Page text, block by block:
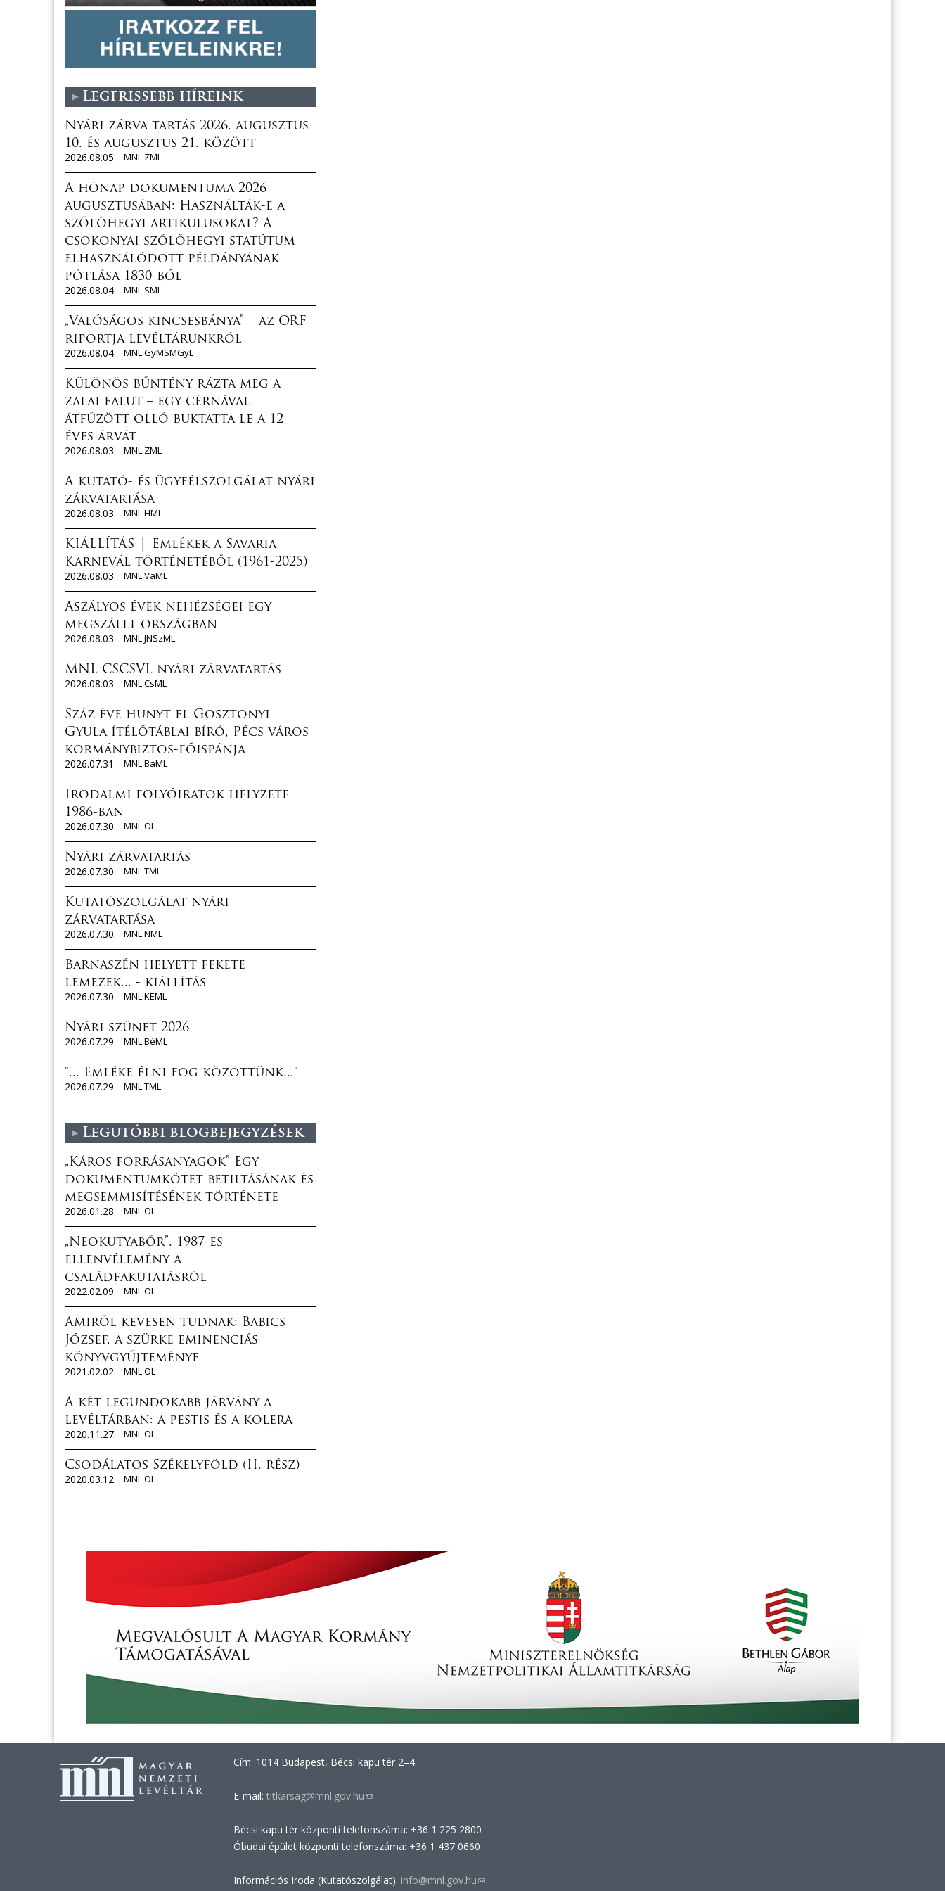
Legfrissebb híreink
Nyári zárva tartás 2026. augusztus
10. és augusztus 21. között
2026.08.05.
MNL ZML
A hónap dokumentuma 2026
augusztusában: Használták-e a
szőlőhegyi artikulusokat? A
csokonyai szőlőhegyi statútum
elhasználódott példányának
pótlása 1830-ból
2026.08.04.
MNL SML
„Valóságos kincsesbánya” – az ORF
riportja levéltárunkról
2026.08.04.
MNL GyMSMGyL
Különös bűntény rázta meg a
zalai falut – egy cérnával
átfűzött olló buktatta le a 12
éves árvát
2026.08.03.
MNL ZML
A kutató- és ügyfélszolgálat nyári
zárvatartása
2026.08.03.
MNL HML
KIÁLLÍTÁS │ Emlékek a Savaria
Karnevál történetéből (1961-2025)
2026.08.03.
MNL VaML
Aszályos évek nehézségei egy
megszállt országban
2026.08.03.
MNL JNSzML
MNL CSCSVL nyári zárvatartás
2026.08.03.
MNL CsML
Száz éve hunyt el Gosztonyi
Gyula ítélőtáblai bíró, Pécs város
kormánybiztos-főispánja
2026.07.31.
MNL BaML
Irodalmi folyóiratok helyzete
1986-ban
2026.07.30.
MNL OL
Nyári zárvatartás
2026.07.30.
MNL TML
Kutatószolgálat nyári
zárvatartása
2026.07.30.
MNL NML
Barnaszén helyett fekete
lemezek... - kiállítás
2026.07.30.
MNL KEML
Nyári szünet 2026
2026.07.29.
MNL BéML
"... Emléke élni fog közöttünk..."
2026.07.29.
MNL TML
Legutóbbi blogbejegyzések
„Káros forrásanyagok” Egy
dokumentumkötet betiltásának és
megsemmisítésének története
2026.01.28.
MNL OL
„Neokutyabőr”. 1987-es
ellenvélemény a
családfakutatásról
2022.02.09.
MNL OL
Amiről kevesen tudnak: Babics
József, a szürke eminenciás
könyvgyűjteménye
2021.02.02.
MNL OL
A két legundokabb járvány a
levéltárban: a pestis és a kolera
2020.11.27.
MNL OL
Csodálatos Székelyföld (II. rész)
2020.03.12.
MNL OL
Cím: 1014 Budapest, Bécsi kapu tér 2–4.
E-mail: titkarsag@mnl.gov.hu(link
e-
mail)
Bécsi kapu tér központi telefonszáma: +36 1 225 2800
Óbudai épület központi telefonszáma: +36 1 437 0660
Információs Iroda (Kutatószolgálat): info@mnl.gov.hu(link